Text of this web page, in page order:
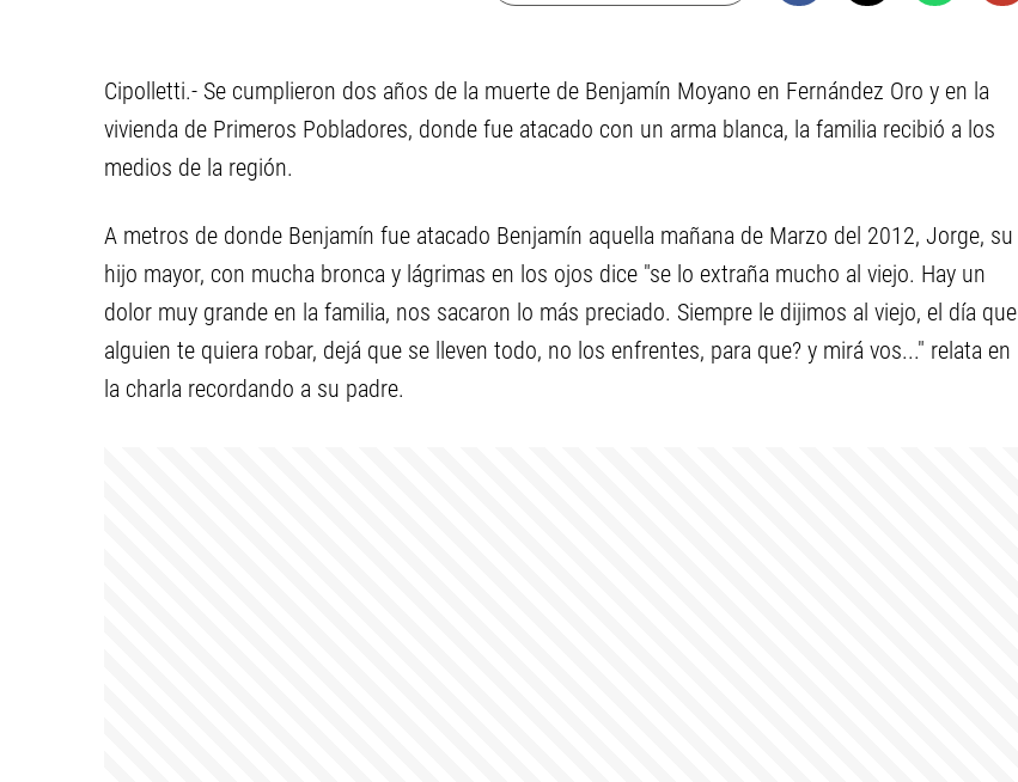
Cipolletti.- Se cumplieron dos años de la muerte de Benjamín Moyano en Fernández Oro y en la
vivienda de Primeros Pobladores, donde fue atacado con un arma blanca, la familia recibió a los
medios de la región.
A metros de donde Benjamín fue atacado Benjamín aquella mañana de Marzo del 2012, Jorge, su
hijo mayor, con mucha bronca y lágrimas en los ojos dice "se lo extraña mucho al viejo. Hay un
dolor muy grande en la familia, nos sacaron lo más preciado. Siempre le dijimos al viejo, el día que
alguien te quiera robar, dejá que se lleven todo, no los enfrentes, para que? y mirá vos..." relata en
la charla recordando a su padre.